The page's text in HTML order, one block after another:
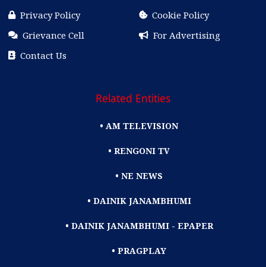
Privacy Policy
Cookie Policy
Grievance Cell
For Advertising
Contact Us
Related Entities
• AM TELEVISION
• RENGONI TV
• NE NEWS
• DAINIK JANAMBHUMI
• DAINIK JANAMBHUMI - EPAPER
• PRAGPLAY